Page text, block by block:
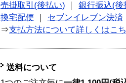
売掛取引(後払い)
銀行振込(後
換宅配便
セブンイレブン決済
⇒支払方法について詳しくはこ
送料について